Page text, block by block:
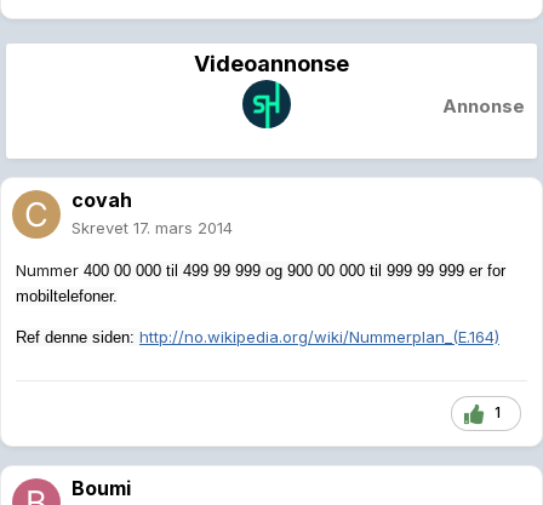
Videoannonse
Annonse
covah
Skrevet 17. mars 2014
Nummer 400 00 000 til 499 99 999 og 900 00 000 til 999 99 999 er for
mobiltelefoner.
Ref denne siden: http://no.wikipedia.org/wiki/Nummerplan_(E.164)
1
Boumi